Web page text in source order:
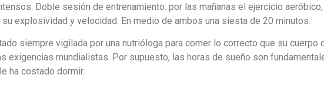
Doble sesión de entrenamiento: por las mañanas el ejercicio
explosividad y velocidad. En medio de ambos una siesta de 20 minutos.
siempre vigilada por una nutrióloga para comer lo correcto que su
exigencias mundialistas. Por supuesto, las horas de sueño son
ha costado dormir.